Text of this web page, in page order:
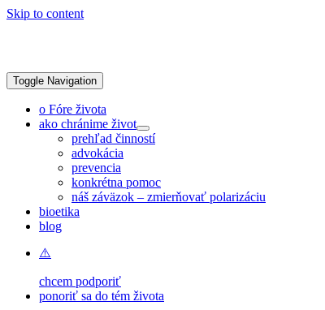
Skip to content
Toggle Navigation
o Fóre života
ako chránime život
prehľad činností
advokácia
prevencia
konkrétna pomoc
náš záväzok – zmierňovať polarizáciu
bioetika
blog
chcem podporiť
ponoriť sa do tém života